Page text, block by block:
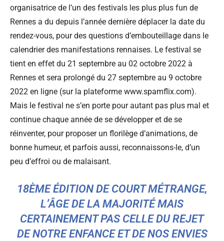
organisatrice de l’un des festivals les plus plus fun de
Rennes a du depuis l’année dernière déplacer la date du
rendez-vous, pour des questions d’embouteillage dans le
calendrier des manifestations rennaises. Le festival se
tient en effet du 21 septembre au 02 octobre 2022 à
Rennes et sera prolongé du 27 septembre au 9 octobre
2022 en ligne (sur la plateforme www.spamflix.com).
Mais le festival ne s’en porte pour autant pas plus mal et
continue chaque année de se développer et de se
réinventer, pour proposer un florilège d’animations, de
bonne humeur, et parfois aussi, reconnaissons-le, d’un
peu d’effroi ou de malaisant.
18ÈME ÉDITION DE COURT MÉTRANGE,
L’ÂGE DE LA MAJORITÉ MAIS
CERTAINEMENT PAS CELLE DU REJET
DE NOTRE ENFANCE ET DE NOS ENVIES